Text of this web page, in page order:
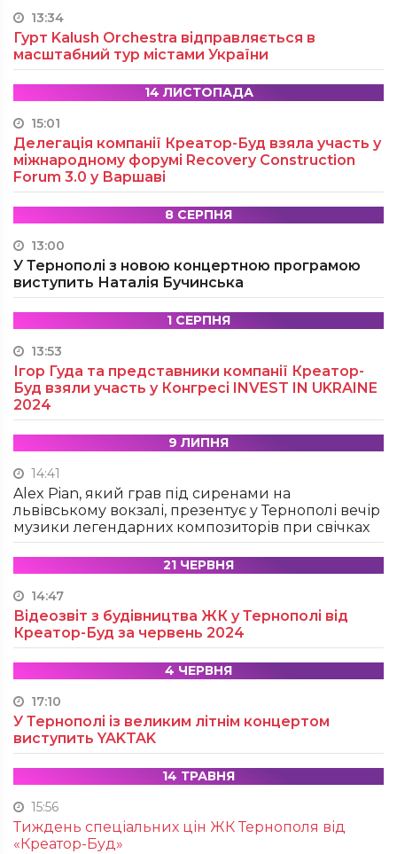
13:34
Гурт Kalush Orchestra відправляється в
масштабний тур містами України
14 ЛИСТОПАДА
15:01
Делегація компанії Креатор-Буд взяла участь у
міжнародному форумі Recovery Construction
Forum 3.0 у Варшаві
8 СЕРПНЯ
13:00
У Тернополі з новою концертною програмою
виступить Наталія Бучинська
1 СЕРПНЯ
13:53
Ігор Гуда та представники компанії Креатор-
Буд взяли участь у Конгресі INVEST IN UKRAINE
2024
9 ЛИПНЯ
14:41
Alex Pian, який грав під сиренами на
львівському вокзалі, презентує у Тернополі вечір
музики легендарних композиторів при свічках
21 ЧЕРВНЯ
14:47
Відеозвіт з будівництва ЖК у Тернополі від
Креатор-Буд за червень 2024
4 ЧЕРВНЯ
17:10
У Тернополі із великим літнім концертом
виступить YAKTAK
14 ТРАВНЯ
15:56
Тиждень спеціальних цін ЖК Тернополя від
«Креатор-Буд»